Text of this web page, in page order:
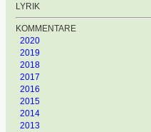
LYRIK
KOMMENTARE
2020
2019
2018
2017
2016
2015
2014
2013